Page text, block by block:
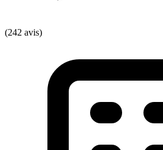
(242 avis)